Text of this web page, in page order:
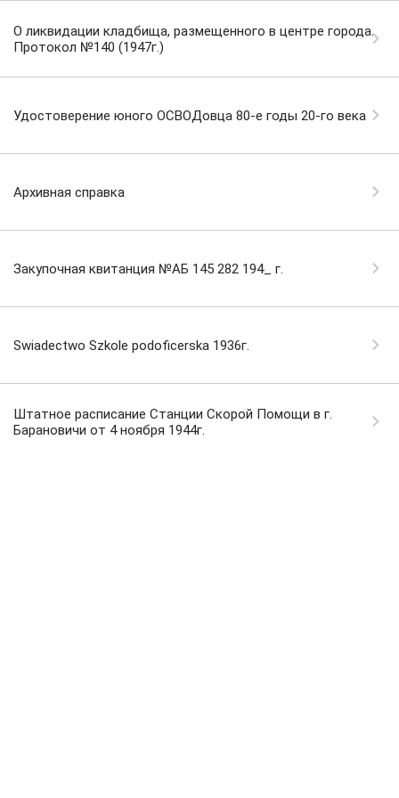
О ликвидации кладбища, размещенного в центре города.
Протокол №140 (1947г.)
Удостоверение юного ОСВОДовца 80-е годы 20-го века
Архивная справка
Закупочная квитанция №АБ 145 282 194_ г.
Swiadectwo Szkole podoficerska 1936г.
Штатное расписание Станции Скорой Помощи в г.
Барановичи от 4 ноября 1944г.